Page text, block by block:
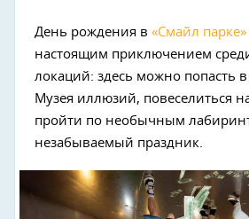
День рождения в «Смайл парке»
настоящим приключением
локаций: здесь можно попасть
Музея иллюзий, повеселиться
пройти по необычным
незабываемый праздник.